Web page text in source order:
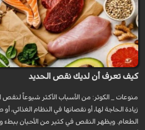
كيف تعرف أن لديك نقص الحديد
منوعات _ الكوثر: من الأسباب الأكثر شيوعاً لنقص
زيادة الحاجة لها، أو نقصانها في النظام
الطعام. ويظهر النقص في كثير من الأحيان ببطء